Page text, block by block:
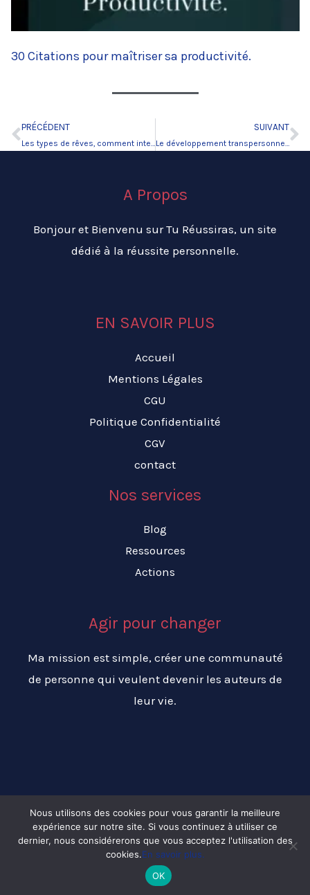
30 Citations pour maîtriser sa productivité.
Précédent
PRÉCÉDENT
Les types de rêves, comment interpréter vos rêves.
SUIVANT
Le développement transpersonnel passe par le bien-être et la sérénité
A Propos
Bonjour et Bienvenu sur Tu Réussiras, un site
dédié à la réussite personnelle.
EN SAVOIR PLUS
Accueil
Mentions Légales
CGU
Politique Confidentialité
CGV
contact
Nos services
Blog
Ressources
Actions
Agir pour changer
Ma mission est simple, créer une communauté
de personne qui veulent devenir les auteurs de
leur vie.
Copyright © 2026 Changer ma vie pour réussir ma vie
Nous utilisons des cookies pour vous garantir la meilleure
expérience sur notre site. Si vous continuez à utiliser ce
dernier, nous considérerons que vous acceptez l'utilisation des
cookies.En savoir plus.
OK